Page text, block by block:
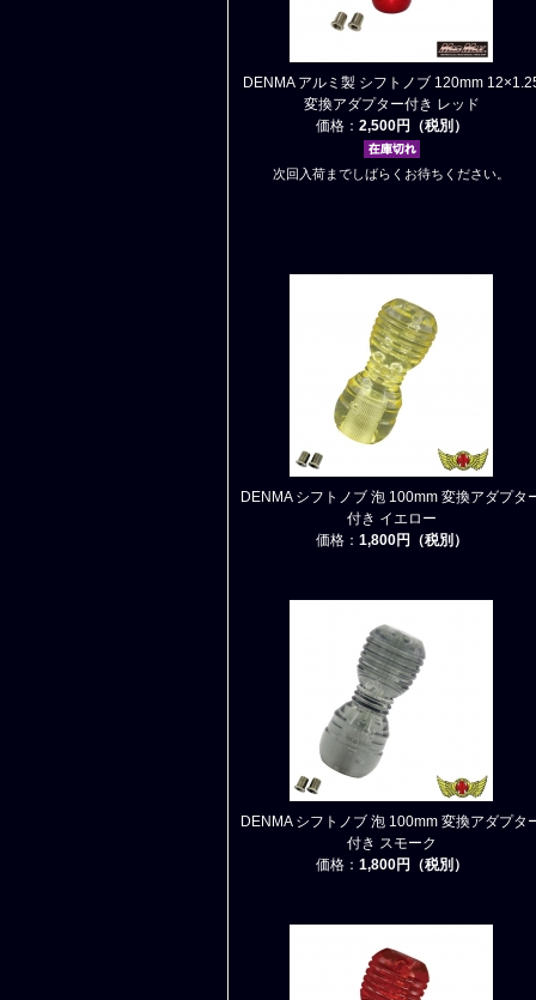
DENMA アルミ製 シフトノブ 120mm
変換アダプター付き レッド
価格： 2,500円（税別）
次回入荷までしばらくお待ちください。
DENMA シフトノブ 泡 100mm 変換アダプタ
付き イエロー
価格： 1,800円（税別）
DENMA シフトノブ 泡 100mm 変換アダプタ
付き スモーク
価格： 1,800円（税別）